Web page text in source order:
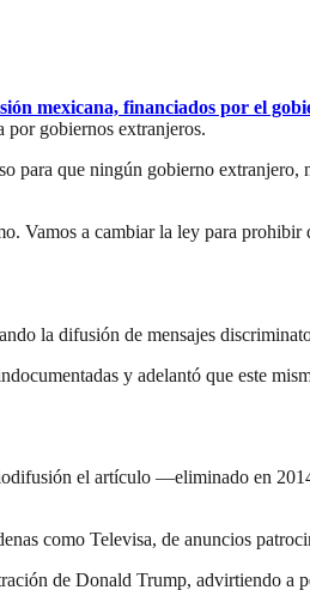
mexicana, financiados por el
por gobiernos extranjeros.
para que ningún gobierno
Vamos a cambiar la ley para
la difusión de mensajes
y adelantó que este
el artículo —eliminado en
como Televisa, de anuncios
de Donald Trump, advirtiendo a